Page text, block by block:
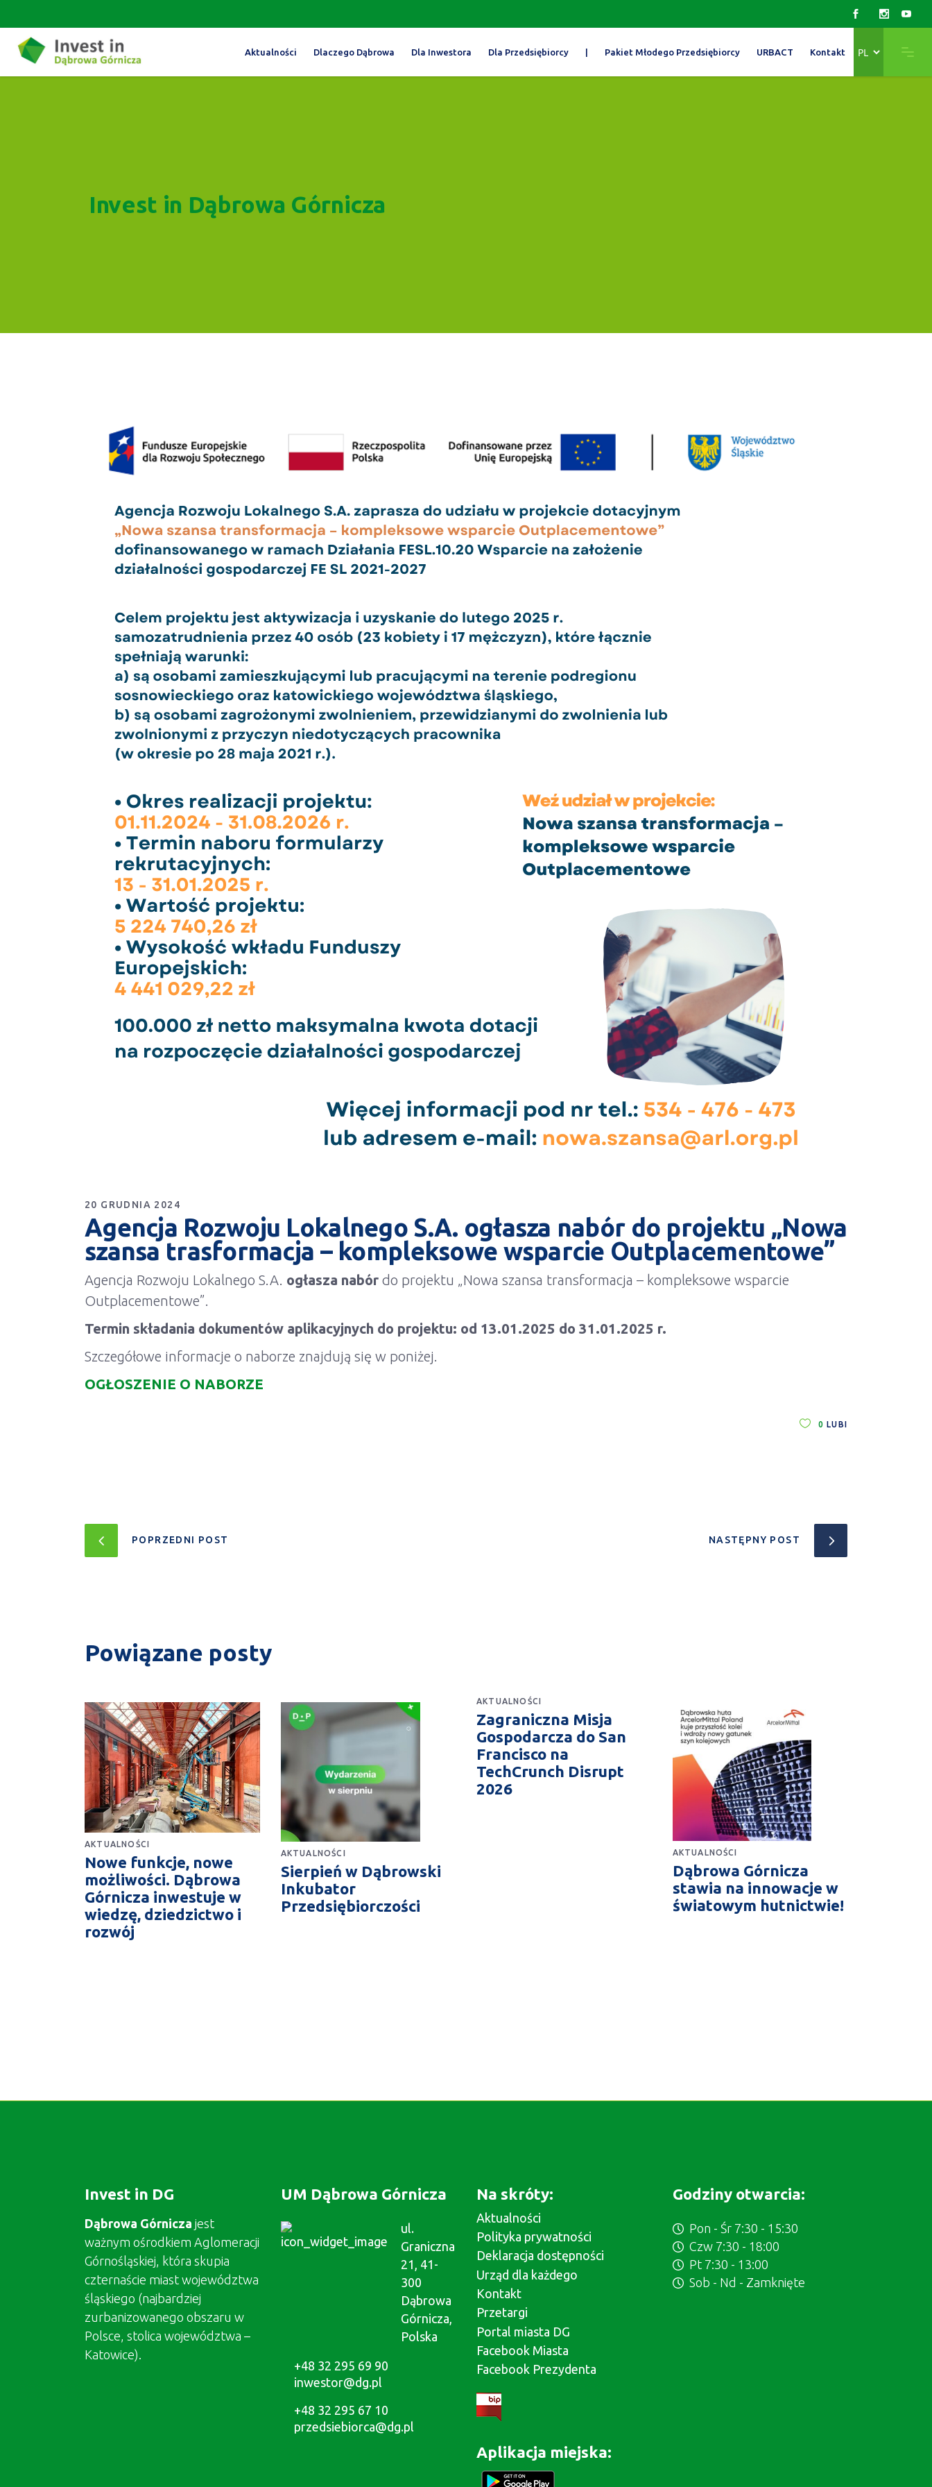
Aktualności Dlaczego Dąbrowa Dla Inwestora Dla Przedsiębiorcy | Pakiet Młodego Przedsiębiorcy URBACT Kontakt
język
Invest in Dąbrowa Górnicza
20 GRUDNIA 2024
Agencja Rozwoju Lokalnego S.A. ogłasza nabór do projektu „Nowa
szansa trasformacja – kompleksowe wsparcie Outplacementowe”
Agencja Rozwoju Lokalnego S.A. ogłasza nabór do projektu „Nowa szansa transformacja – kompleksowe wsparcie
Outplacementowe”.
Termin składania dokumentów aplikacyjnych do projektu: od 13.01.2025 do 31.01.2025 r.
Szczegółowe informacje o naborze znajdują się w poniżej.
OGŁOSZENIE O NABORZE
0 LUBI
POPRZEDNI POST NASTĘPNY POST
Powiązane posty
AKTUALNOŚCI
Nowe funkcje, nowe
możliwości. Dąbrowa
Górnicza inwestuje w
wiedzę, dziedzictwo i
rozwój
AKTUALNOŚCI
Sierpień w Dąbrowski
Inkubator
Przedsiębiorczości
AKTUALNOŚCI
Zagraniczna Misja
Gospodarcza do San
Francisco na
TechCrunch Disrupt
2026
AKTUALNOŚCI
Dąbrowa Górnicza
stawia na innowacje w
światowym hutnictwie!
Invest in DG
Dąbrowa Górnicza jest
ważnym ośrodkiem Aglomeracji
Górnośląskiej, która skupia
czternaście miast województwa
śląskiego (najbardziej
zurbanizowanego obszaru w
Polsce, stolica województwa –
Katowice).
UM Dąbrowa Górnicza
ul.
Graniczna
21, 41-
300
Dąbrowa
Górnicza,
Polska
+48 32 295 69 90
inwestor@dg.pl
+48 32 295 67 10
przedsiebiorca@dg.pl
Na skróty:
Aktualności
Polityka prywatności
Deklaracja dostępności
Urząd dla każdego
Kontakt
Przetargi
Portal miasta DG
Facebook Miasta
Facebook Prezydenta
Aplikacja miejska:
Godziny otwarcia:
Pon - Śr 7:30 - 15:30
Czw 7:30 - 18:00
Pt 7:30 - 13:00
Sob - Nd - Zamknięte